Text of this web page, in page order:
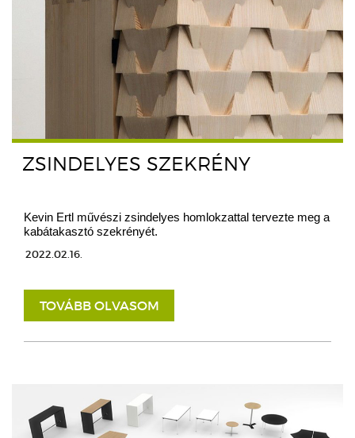
ZSINDELYES SZEKRÉNY
Kevin Ertl művészi zsindelyes homlokzattal tervezte meg a
kabátakasztó szekrényét.
2022.02.16.
TOVÁBB OLVASOM